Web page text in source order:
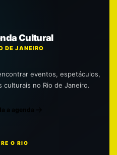
Cultural
DE JANEIRO
eventos, espetáculos,
culturais no Rio de Janeiro.
a agenda
O RIO